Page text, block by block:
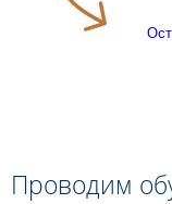
Проводим